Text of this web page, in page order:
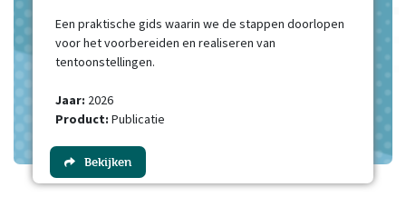
Een praktische gids waarin we de stappen doorlopen
voor het voorbereiden en realiseren van
tentoonstellingen.
Jaar: 2026
Product: Publicatie
Bekijken